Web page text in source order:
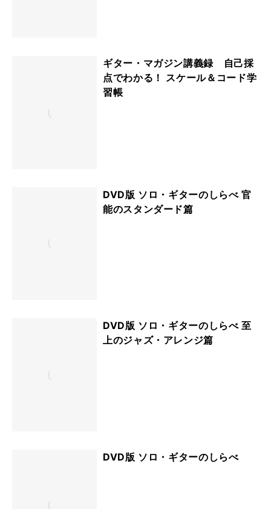
ギター・マガジン講義録 自己採
点でわかる！ スケール＆コード学
習帳
DVD版 ソロ・ギターのしらべ 官
能のスタンダード篇
DVD版 ソロ・ギターのしらべ 至
上のジャズ・アレンジ篇
DVD版 ソロ・ギターのしらべ